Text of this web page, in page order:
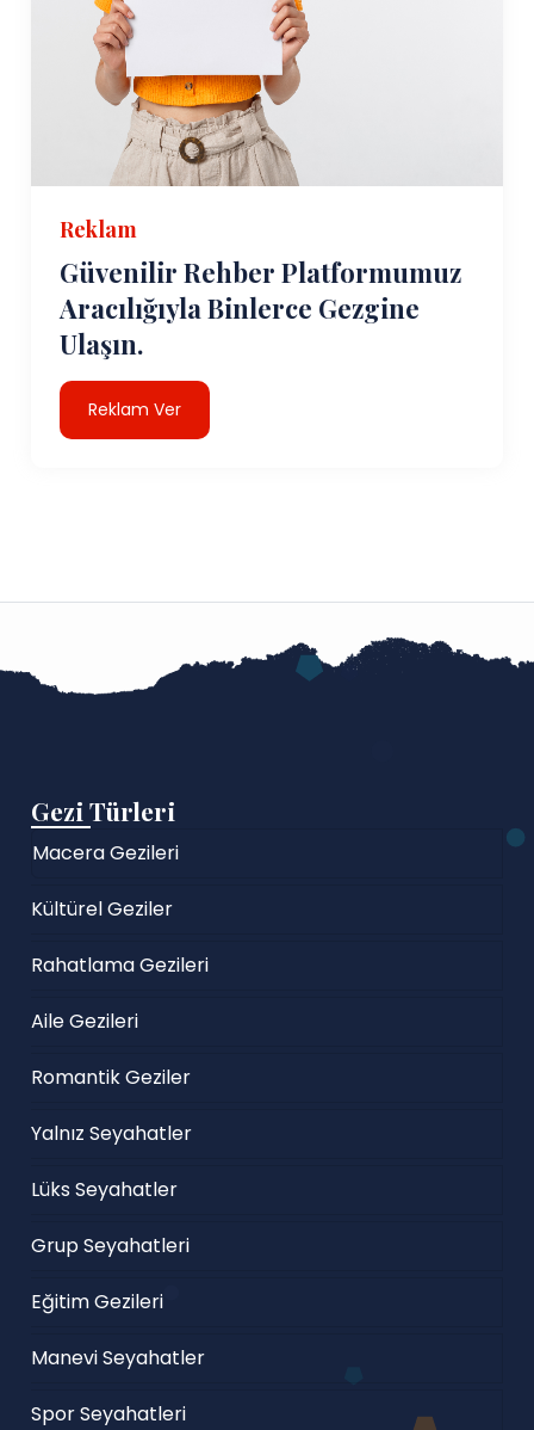
Reklam
Güvenilir Rehber Platformumuz
Aracılığıyla Binlerce Gezgine
Ulaşın.
Reklam Ver
Gezi Türleri
Macera Gezileri
Kültürel Geziler
Rahatlama Gezileri
Aile Gezileri
Romantik Geziler
Yalnız Seyahatler
Lüks Seyahatler
Grup Seyahatleri
Eğitim Gezileri
Manevi Seyahatler
Spor Seyahatleri